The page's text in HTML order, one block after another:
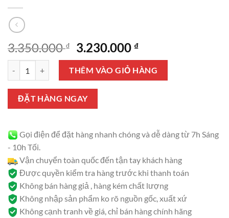
3.350.000₫
Giá
gốc
là:
3.350.000 ₫.
3.230.000 ₫Giá
hiện
tại
là:
Xe lăn đa năng ( xe tắm, có bô vệ sinh) GBM-020 số lượng
THÊM VÀO GIỎ HÀNG
ĐẶT HÀNG NGAY
Gọi điện để đặt hàng nhanh chóng và dễ dàng từ 7h Sáng
- 10h Tối.
Vận chuyển toàn quốc đến tận tay khách hàng
Được quyền kiểm tra hàng trước khi thanh toán
Không bán hàng giả , hàng kém chất lượng
Không nhập sản phẩm ko rõ nguồn gốc, xuất xứ
Không cạnh tranh về giá, chỉ bán hàng chính hãng